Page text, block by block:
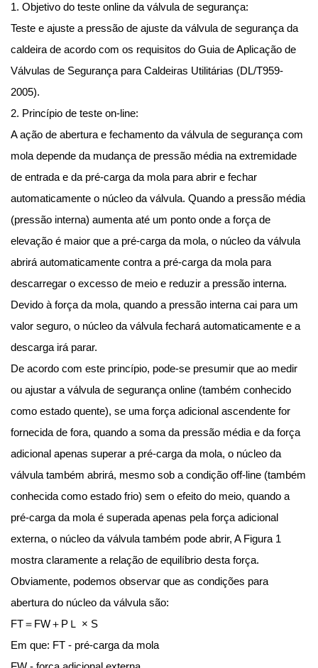
1. Objetivo do teste online da válvula de segurança:
Teste e ajuste a pressão de ajuste da válvula de segurança da
caldeira de acordo com os requisitos do Guia de Aplicação de
Válvulas de Segurança para Caldeiras Utilitárias (DL/T959-
2005).
2. Princípio de teste on-line:
A ação de abertura e fechamento da válvula de segurança com
mola depende da mudança de pressão média na extremidade
de entrada e da pré-carga da mola para abrir e fechar
automaticamente o núcleo da válvula. Quando a pressão média
(pressão interna) aumenta até um ponto onde a força de
elevação é maior que a pré-carga da mola, o núcleo da válvula
abrirá automaticamente contra a pré-carga da mola para
descarregar o excesso de meio e reduzir a pressão interna.
Devido à força da mola, quando a pressão interna cai para um
valor seguro, o núcleo da válvula fechará automaticamente e a
descarga irá parar.
De acordo com este princípio, pode-se presumir que ao medir
ou ajustar a válvula de segurança online (também conhecido
como estado quente), se uma força adicional ascendente for
fornecida de fora, quando a soma da pressão média e da força
adicional apenas superar a pré-carga da mola, o núcleo da
válvula também abrirá, mesmo sob a condição off-line (também
conhecida como estado frio) sem o efeito do meio, quando a
pré-carga da mola é superada apenas pela força adicional
externa, o núcleo da válvula também pode abrir, A Figura 1
mostra claramente a relação de equilíbrio desta força.
Obviamente, podemos observar que as condições para
abertura do núcleo da válvula são:
FT＝FW＋PＬ × S
Em que: FT - pré-carga da mola